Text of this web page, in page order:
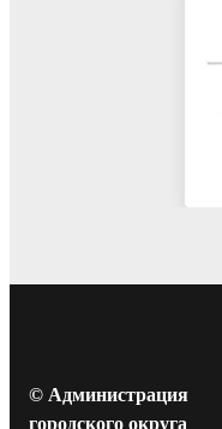
© Администрация
городского округа